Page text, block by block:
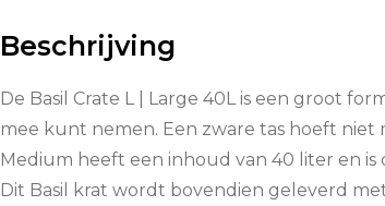
Beschrijving
De Basil Crate L | Large 40L is een groot
mee kunt nemen. Een zware tas hoeft niet
Medium heeft een inhoud van 40 liter en
Dit Basil krat wordt bovendien geleverd